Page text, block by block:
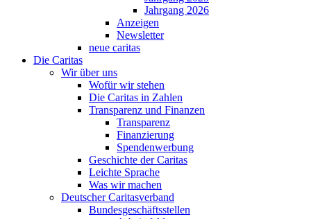
Jahrgang 2026
Anzeigen
Newsletter
neue caritas
Die Caritas
Wir über uns
Wofür wir stehen
Die Caritas in Zahlen
Transparenz und Finanzen
Transparenz
Finanzierung
Spendenwerbung
Geschichte der Caritas
Leichte Sprache
Was wir machen
Deutscher Caritasverband
Bundesgeschäftsstellen